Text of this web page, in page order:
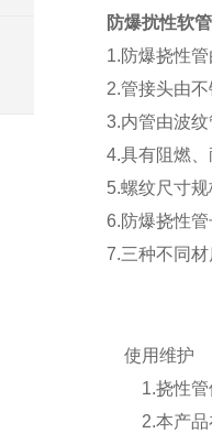
防爆扰性软
1.防爆挠性
2.管接头由
3.内管由波
4.具有阻燃
5.螺纹尺寸
6.防爆挠性
7.三种不同
使用维护
1.挠性管使
2.本产品